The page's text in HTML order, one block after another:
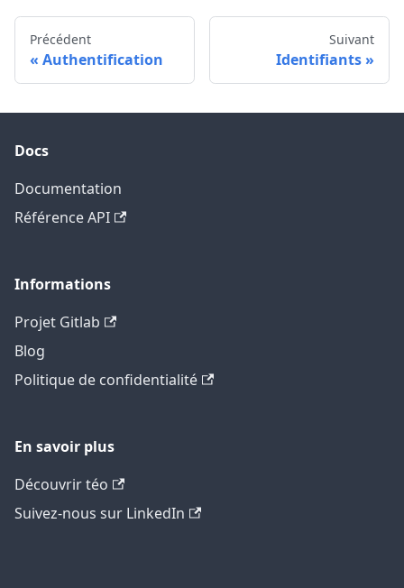
Précédent
Authentification
Suivant
Identifiants
Docs
Documentation
Référence API
Informations
Projet Gitlab
Blog
Politique de confidentialité
En savoir plus
Découvrir téo
Suivez-nous sur LinkedIn